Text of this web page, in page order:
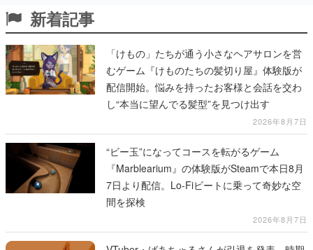
新着記事
「けもの」たちが通う小さなヘアサロンを営
むゲーム『けものたちの髪切り屋』体験版が
配信開始。悩みを持ったお客様と会話を交わ
し“本当に望んでる髪型”を見つけ出す
2026年8月7日
“ビー玉”になってコースを転がるゲーム
『Marblearium』の体験版がSteamで本日8月
7日より配信。Lo-Fiビートに乗って奇妙な空
間を探検
2026年8月7日